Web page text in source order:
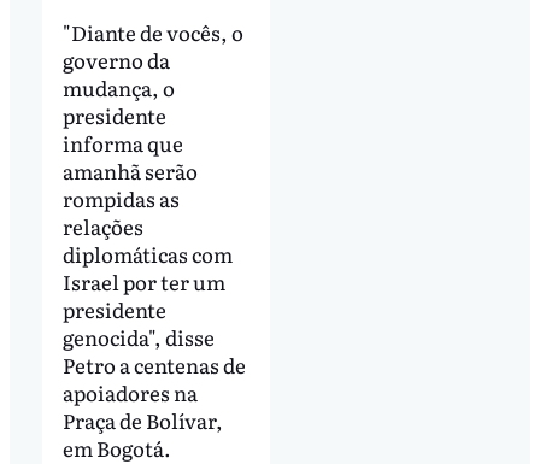
"Diante de vocês, o
governo da
mudança, o
presidente
informa que
amanhã serão
rompidas as
relações
diplomáticas com
Israel por ter um
presidente
genocida", disse
Petro a centenas de
apoiadores na
Praça de Bolívar,
em Bogotá.